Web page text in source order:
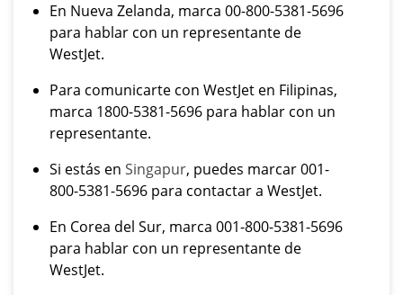
En Nueva Zelanda, marca 00-800-5381-5696
para hablar con un representante de
WestJet.
Para comunicarte con WestJet en Filipinas,
marca 1800-5381-5696 para hablar con un
representante.
Si estás en Singapur, puedes marcar 001-
800-5381-5696 para contactar a WestJet.
En Corea del Sur, marca 001-800-5381-5696
para hablar con un representante de
WestJet.